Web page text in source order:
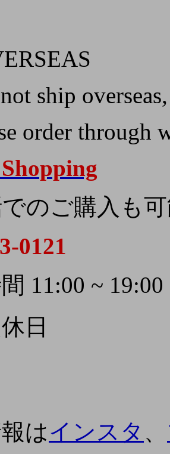
ship overseas,
order through
のご購入も
0121
11:00 ~ 19:00
日
はインスタ 、